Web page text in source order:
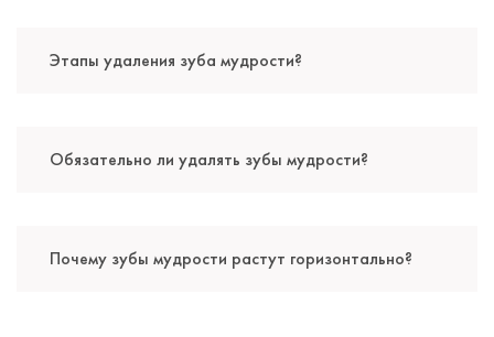
Этапы удаления зуба мудрости?
Обязательно ли удалять зубы мудрости?
Почему зубы мудрости растут горизонтально?